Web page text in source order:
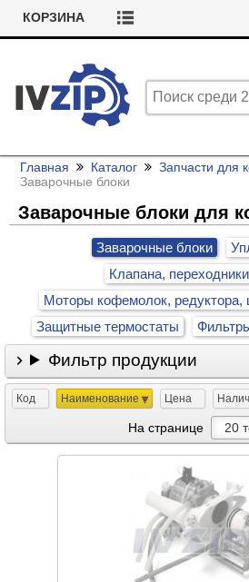
КОРЗИНА
Главная Каталог
Запчасти для
Заварочные блоки
Заварочные блоки для
Заварочные блоки
Клапана,
Моторы кофемолок, редуктора,
Защитные термостаты
Фильтр продукции
Код Наименование Цена
На странице